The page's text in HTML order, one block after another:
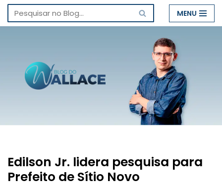
Pular
conteúdo
MENU
Edilson Jr. lidera pesquisa para
Prefeito de Sítio Novo